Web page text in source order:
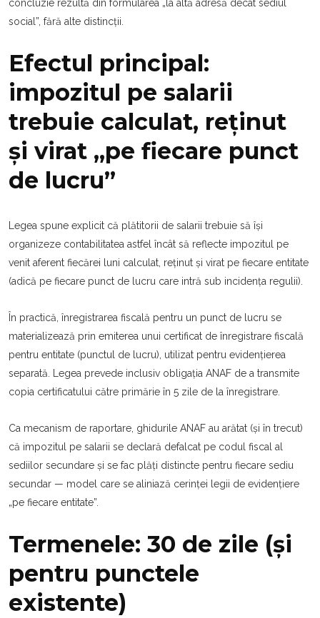
concluzie rezultă din formularea „la altă adresă decât sediul
social”, fără alte distincții.
Efectul principal:
impozitul pe salarii
trebuie calculat, reținut
și virat „pe fiecare punct
de lucru”
Legea spune explicit că plătitorii de salarii trebuie să își
organizeze contabilitatea astfel încât să reflecte impozitul pe
venit aferent fiecărei luni calculat, reținut și virat pe fiecare entitate
(adică pe fiecare punct de lucru care intră sub incidența regulii).
În practică, înregistrarea fiscală pentru un punct de lucru se
materializează prin emiterea unui certificat de înregistrare fiscală
pentru entitate (punctul de lucru), utilizat pentru evidențierea
separată. Legea prevede inclusiv obligația ANAF de a transmite
copia certificatului către primărie în 5 zile de la înregistrare.
Ca mecanism de raportare, ghidurile ANAF au arătat (și în trecut)
că impozitul pe salarii se declară defalcat pe codul fiscal al
sediilor secundare și se fac plăți distincte pentru fiecare sediu
secundar — model care se aliniază cerinței legii de evidențiere
„pe fiecare entitate”.
Termenele: 30 de zile (și
pentru punctele
existente)